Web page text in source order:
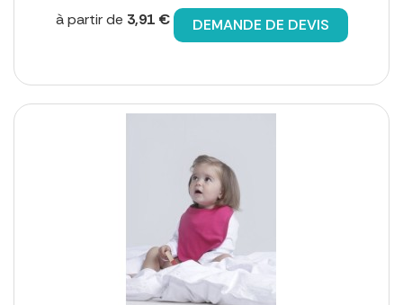
à partir de 3,91 € DEMANDE DE DEVIS